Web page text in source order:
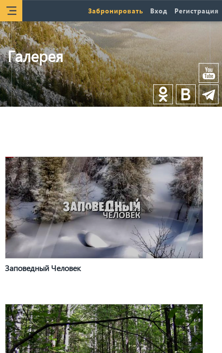
Забронировать Вход Регистрация
Галерея
Заповедный Человек